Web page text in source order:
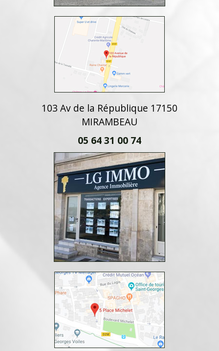
103 Av de la République 17150
MIRAMBEAU
05 64 31 00 74